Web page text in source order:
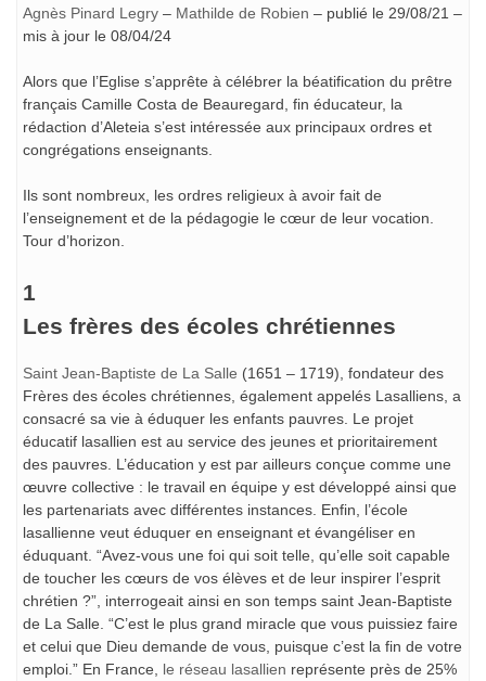
Agnès Pinard Legry – Mathilde de Robien – publié le 29/08/21 –
mis à jour le 08/04/24
Alors que l’Eglise s’apprête à célébrer la béatification du prêtre
français Camille Costa de Beauregard, fin éducateur, la
rédaction d’Aleteia s’est intéressée aux principaux ordres et
congrégations enseignants.
Ils sont nombreux, les ordres religieux à avoir fait de
l’enseignement et de la pédagogie le cœur de leur vocation.
Tour d’horizon.
1
Les frères des écoles chrétiennes
Saint Jean-Baptiste de La Salle (1651 – 1719), fondateur des
Frères des écoles chrétiennes, également appelés Lasalliens, a
consacré sa vie à éduquer les enfants pauvres. Le projet
éducatif lasallien est au service des jeunes et prioritairement
des pauvres. L’éducation y est par ailleurs conçue comme une
œuvre collective : le travail en équipe y est développé ainsi que
les partenariats avec différentes instances. Enfin, l’école
lasallienne veut éduquer en enseignant et évangéliser en
éduquant. “Avez-vous une foi qui soit telle, qu’elle soit capable
de toucher les cœurs de vos élèves et de leur inspirer l’esprit
chrétien ?”, interrogeait ainsi en son temps saint Jean-Baptiste
de La Salle. “C’est le plus grand miracle que vous puissiez faire
et celui que Dieu demande de vous, puisque c’est la fin de votre
emploi.” En France, le réseau lasallien représente près de 25%